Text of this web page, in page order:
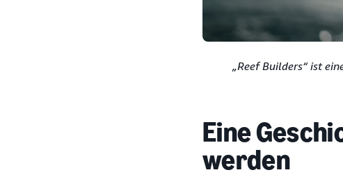
„Reef Builders“ ist
Eine
werden